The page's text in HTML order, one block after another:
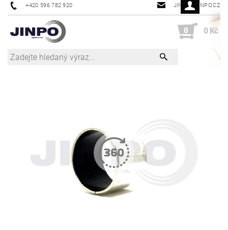
+420 596 782 920 JINPO@JINPO.CZ
0 0 Kč